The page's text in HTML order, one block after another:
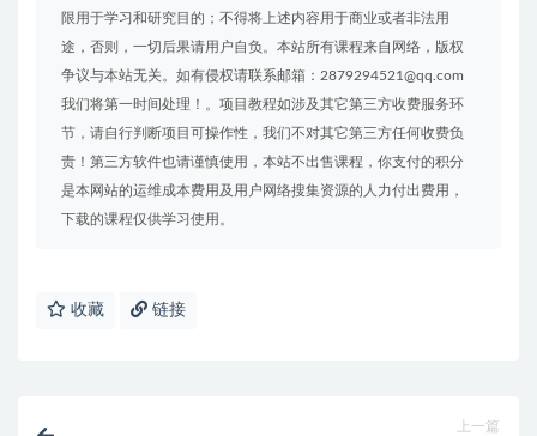
限用于学习和研究目的；不得将上述内容用于商业或者非法用
途，否则，一切后果请用户自负。本站所有课程来自网络，版权
争议与本站无关。如有侵权请联系邮箱：2879294521@qq.com
我们将第一时间处理！。项目教程如涉及其它第三方收费服务环
节，请自行判断项目可操作性，我们不对其它第三方任何收费负
责！第三方软件也请谨慎使用，本站不出售课程，你支付的积分
是本网站的运维成本费用及用户网络搜集资源的人力付出费用，
下载的课程仅供学习使用。
收藏 链接
上一篇